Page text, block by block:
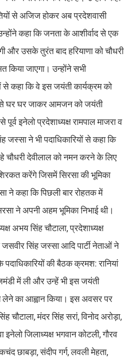
से अजिज होकर अब प्रदेशवासी
कहा कि जनता के आशीर्वाद से एक
और उसके तुरंत बाद हरियाणा को चौधरी
किया जाएगा। उन्होंने सभी
से कहा कि वे इस जयंती कार्यक्रम को
से घर घर जाकर आमजन को जयंती
इनेलो प्रदेशाध्यक्ष रामपाल माजरा व
जस्सा ने भी पदाधिकारियों से कहा कि
चौधरी देवीलाल को नमन करने के लिए
करेंगे जिसमें सिरसा की भूमिका
ने कहा कि पिछली बार रोहतक में
ने अपनी अहम भूमिका निभाई थी।
अभय सिंह चौटाला, प्रदेशाध्यक्ष
जसवीर सिंह जस्सा आदि पार्टी नेताओं ने
पदाधिकारियों की बैठक क्रमश: रानियां
में ली और उन्हें भी इस जयंती
लेने का आह्वान किया। इस अवसर पर
चौटाला, मंदर सिंह सरां, विनोद अरोड़ा,
इनेलो जिलाध्यक्ष भगवान कोटली, गौरव
छाबड़ा, संदीप गर्ग, लवली मेहता,